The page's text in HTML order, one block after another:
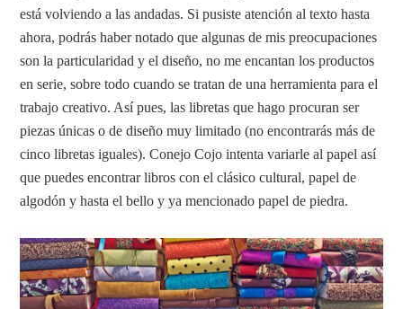
está volviendo a las andadas. Si pusiste atención al texto hasta
ahora, podrás haber notado que algunas de mis preocupaciones
son la particularidad y el diseño, no me encantan los productos
en serie, sobre todo cuando se tratan de una herramienta para el
trabajo creativo. Así pues, las libretas que hago procuran ser
piezas únicas o de diseño muy limitado (no encontrarás más de
cinco libretas iguales). Conejo Cojo intenta variarle al papel así
que puedes encontrar libros con el clásico cultural, papel de
algodón y hasta el bello y ya mencionado papel de piedra.